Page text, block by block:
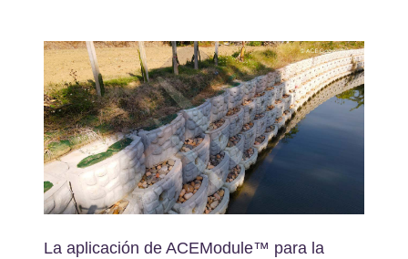
La aplicación de ACEModule™ para la